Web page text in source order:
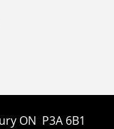
ON P3A 6B1